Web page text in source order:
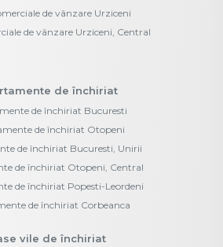
de vânzare Urziceni
de vânzare Urziceni, Central
de închiriat
de închiriat Bucuresti
de închiriat Otopeni
de închiriat Bucuresti, Unirii
de închiriat Otopeni, Central
de închiriat Popesti-Leordeni
de închiriat Corbeanca
vile de închiriat